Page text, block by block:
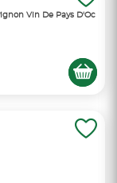
Vin De Pays D'Oc